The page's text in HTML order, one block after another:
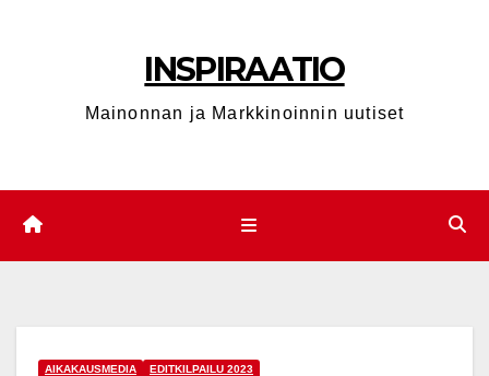
INSPIRAATIO
Mainonnan ja Markkinoinnin uutiset
AIKAKAUSMEDIA EDITKILPAILU 2023